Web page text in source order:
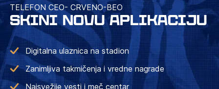
TELEFON CEO- CRVENO-BEO
SKINI NOVU APLIKACIJU
Digitalna ulaznica na stadion
Zanimljiva takmičenja i vredne nagrade
Najsvežije vesti i meč centar